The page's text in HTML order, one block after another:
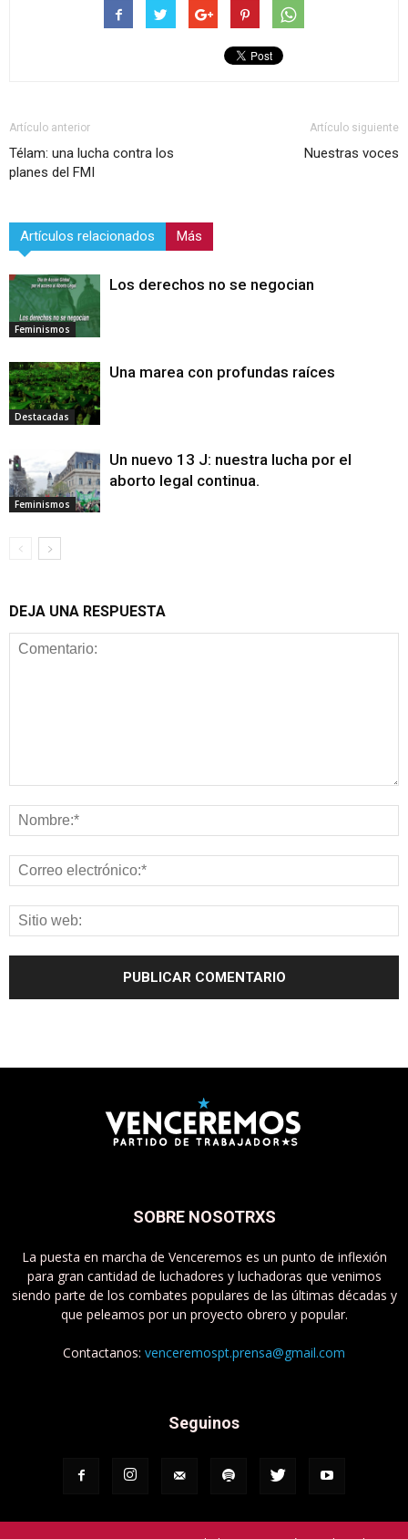
Artículo anterior
Télam: una lucha contra los
planes del FMI
Artículo siguiente
Nuestras voces
Artículos relacionados Más
Feminismos
Los derechos no se negocian
Destacadas
Una marea con profundas raíces
Feminismos
Un nuevo 13 J: nuestra lucha por el
aborto legal continua.
DEJA UNA RESPUESTA
SOBRE NOSOTRXS
La puesta en marcha de Venceremos es un punto de inflexión
para gran cantidad de luchadores y luchadoras que venimos
siendo parte de los combates populares de las últimas décadas y
que peleamos por un proyecto obrero y popular.
Contactanos: venceremospt.prensa@gmail.com
Seguinos